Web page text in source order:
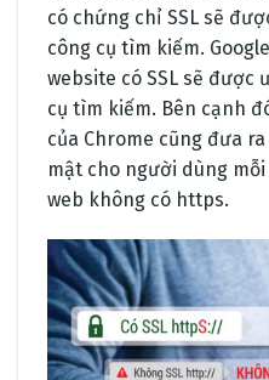
có chứng chỉ SSL sẽ
công cụ tìm kiếm.
website có SSL sẽ
cụ tìm kiếm. Bên cạnh
của Chrome cũng đưa
mật cho người dùng
web không có https.